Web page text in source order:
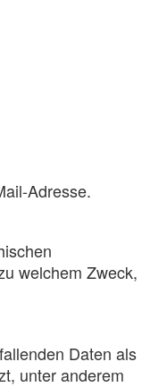
Adresse.
welchem Zweck,
Daten als
unter anderem